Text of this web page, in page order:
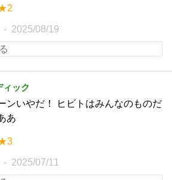
2025/08/19
ィック
ンいやだ！ ヒビトはみんなのものだ
あ
2025/07/11